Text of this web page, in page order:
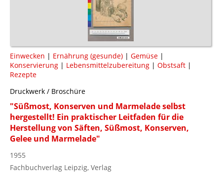
Einwecken | Ernährung (gesunde) | Gemüse |
Konservierung | Lebensmittelzubereitung | Obstsaft |
Rezepte
Druckwerk / Broschüre
"Süßmost, Konserven und Marmelade selbst
hergestellt! Ein praktischer Leitfaden für die
Herstellung von Säften, Süßmost, Konserven,
Gelee und Marmelade"
1955
Fachbuchverlag Leipzig, Verlag